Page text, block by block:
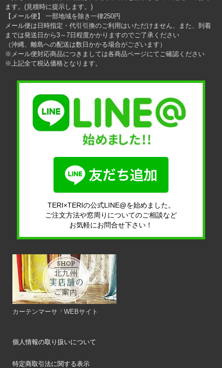
ます。(見積時に提示します。)
【メール便】 一部地域を除き一律250円
メール便は日時指定・代引引換のご利用はいただけません、また、到着
までは発送日から3～7日程度かかりますのでご了承ください
（沖縄、離島への配送は数日かかる場合がございます）
※メール便対応商品につきましては各商品ページにてご確認ください
※上記全て税込価格となります。
TERI×TERIの公式LINE@を始めました。
ご注文方法や窓周りについてのご相談など
お気軽にお問合せ下さい！
カーテンマーサ WEBサイト
個人情報の取り扱いについて
特定商取引法に関する表示